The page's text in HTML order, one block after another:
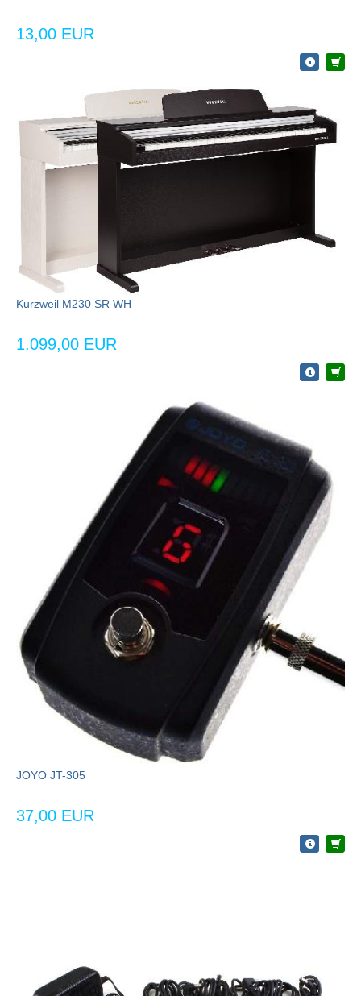
13,00 EUR
Kurzweil M230 SR WH
1.099,00 EUR
JOYO JT-305
37,00 EUR